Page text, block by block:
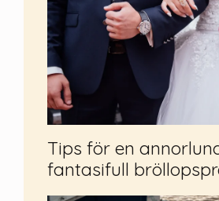
Tips för en
fantasifull